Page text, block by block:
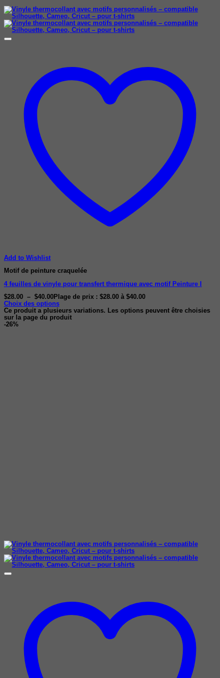
Add to Wishlist
Motif de peinture craquelée
4 feuilles de vinyle pour transfert thermique avec motif Peinture I
$28.00 – $40.00 Plage de prix : $28.00 à $40.00
Choix des options
Ce produit a plusieurs variations. Les options peuvent être choisies
sur la page du produit
-26%